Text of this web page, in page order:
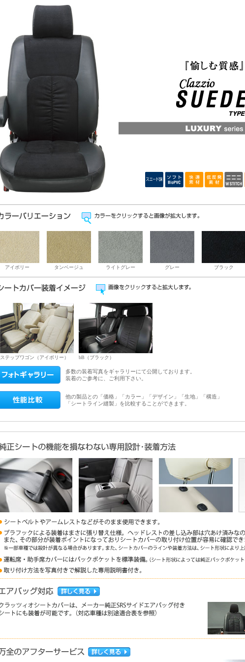
アイボリー タンベージュ ライトグレー グレー ブラック
ステップワゴン（アイボリー） bB（ブラック）
多数の装着写真をギャラリーにて公開しております。
装着のご参考に、ご利用下さい。
他の製品との「価格」「カラー」「デザイン」「生地」「構造」
「シートライン縫製」を比較することができます。